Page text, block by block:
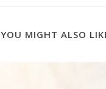
YOU MIGHT ALSO